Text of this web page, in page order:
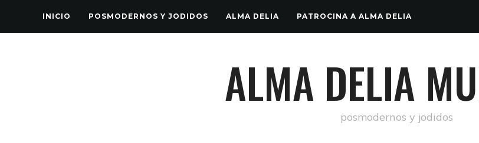
INICIO POSMODERNOS Y JODIDOS ALMA DELIA PATROCINA A ALMA DELIA
ALMA DELIA
posmodernos y jodidos